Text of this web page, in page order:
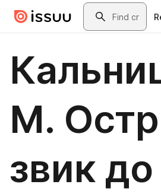
Skip to main contentSearch
М.
звик до